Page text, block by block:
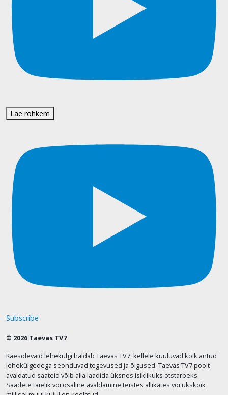
Lae rohkem
Subscribe
© 2026 Taevas TV7
Käesolevaid lehekülgi haldab Taevas TV7, kellele kuuluvad kõik antud
lehekülgedega seonduvad tegevused ja õigused. Taevas TV7 poolt
avaldatud saateid võib alla laadida üksnes isiklikuks otstarbeks.
Saadete täielik või osaline avaldamine teistes allikates või ükskõik